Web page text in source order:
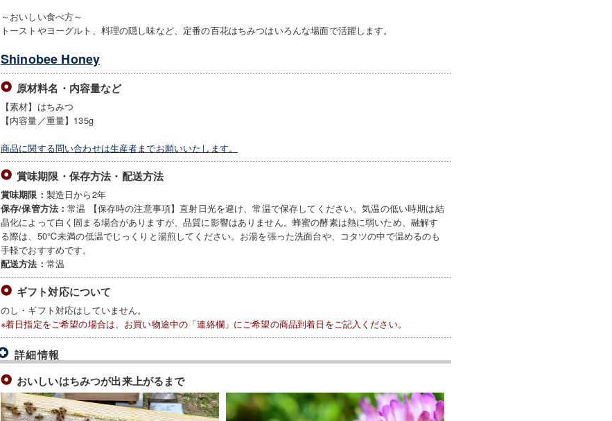
～おいしい食べ方～
トーストやヨーグルト、料理の隠し味など、定番の百花はちみつはいろんな場面で活躍します。
Shinobee Honey
原材料名・内容量など
【素材】はちみつ
【内容量／重量】135g
商品に関する問い合わせは生産者までお願いいたします。
賞味期限・保存方法・配送方法
賞味期限： 製造日から2年
保存/保管方法：常温 【保存時の注意事項】直射日光を避け、常温で保存してください。気温の低い時期は結
晶化によって白く固まる場合がありますが、品質に影響はありません。蜂蜜の酵素は熱に弱いため、融解す
る際は、50℃未満の低温でじっくりと湯煎してください。お湯を張った洗面台や、コタツの中で温めるのも
手軽でおすすめです。
配送方法： 常温
ギフト対応について
のし・ギフト対応はしていません。
※着日指定をご希望の場合は、お買い物途中の「連絡欄」にご希望の商品到着日をご記入ください。
詳細情報
おいしいはちみつが出来上がるまで